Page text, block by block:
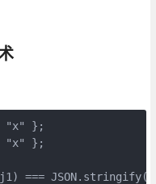
"x" };
"x" };
===